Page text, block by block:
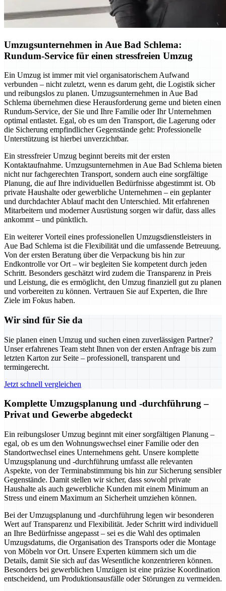
Umzugsunternehmen in Aue Bad Schlema:
Rundum-Service für einen stressfreien Umzug
Ein Umzug ist immer mit viel organisatorischem Aufwand
verbunden – nicht zuletzt, wenn es darum geht, die Logistik sicher
und reibungslos zu planen. Umzugsunternehmen in Aue Bad
Schlema übernehmen diese Herausforderung gerne und bieten einen
Rundum-Service, der Sie und Ihre Familie oder Ihr Unternehmen
optimal entlastet. Egal, ob es um den Transport, die Lagerung oder
die Sicherung empfindlicher Gegenstände geht: Professionelle
Unterstützung ist hierbei unverzichtbar.
Ein stressfreier Umzug beginnt bereits mit der ersten
Kontaktaufnahme. Umzugsunternehmen in Aue Bad Schlema bieten
nicht nur fachgerechten Transport, sondern auch eine sorgfältige
Planung, die auf Ihre individuellen Bedürfnisse abgestimmt ist. Ob
private Haushalte oder gewerbliche Unternehmen – ein geplanter
und durchdachter Ablauf macht den Unterschied. Mit erfahrenen
Mitarbeitern und moderner Ausrüstung sorgen wir dafür, dass alles
ankommt – und pünktlich.
Ein weiterer Vorteil eines professionellen Umzugsdienstleisters in
Aue Bad Schlema ist die Flexibilität und die umfassende Betreuung.
Von der ersten Beratung über die Verpackung bis hin zur
Endkontrolle vor Ort – wir begleiten Sie kompetent durch jeden
Schritt. Besonders geschätzt wird zudem die Transparenz in Preis
und Leistung, die es ermöglicht, den Umzug finanziell gut zu planen
und vorbereiten zu können. Vertrauen Sie auf Experten, die Ihre
Ziele im Fokus haben.
Wir sind für Sie da
Sie planen einen Umzug und suchen einen zuverlässigen Partner?
Unser erfahrenes Team steht Ihnen von der ersten Anfrage bis zum
letzten Karton zur Seite – professionell, transparent und
termingerecht.
Jetzt schnell vergleichen
Komplette Umzugsplanung und -durchführung –
Privat und Gewerbe abgedeckt
Ein reibungsloser Umzug beginnt mit einer sorgfältigen Planung –
egal, ob es um den Wohnungswechsel einer Familie oder den
Standortwechsel eines Unternehmens geht. Unsere komplette
Umzugsplanung und -durchführung umfasst alle relevanten
Aspekte, von der Terminabstimmung bis hin zur Sicherung sensibler
Gegenstände. Damit stellen wir sicher, dass sowohl private
Haushalte als auch gewerbliche Kunden mit einem Minimum an
Stress und einem Maximum an Sicherheit umziehen können.
Bei der Umzugsplanung und -durchführung legen wir besonderen
Wert auf Transparenz und Flexibilität. Jeder Schritt wird individuell
an Ihre Bedürfnisse angepasst – sei es die Wahl des optimalen
Umzugsdatums, die Organisation des Transports oder die Montage
von Möbeln vor Ort. Unsere Experten kümmern sich um die
Details, damit Sie sich auf das Wesentliche konzentrieren können.
Besonders bei gewerblichen Umzügen ist eine präzise Koordination
entscheidend, um Produktionsausfälle oder Störungen zu vermeiden.